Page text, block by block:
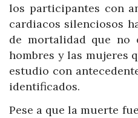
los participantes con
cardiacos silenciosos
de mortalidad que no
hombres y las mujeres
estudio con
identificados.
Pese a que la muerte